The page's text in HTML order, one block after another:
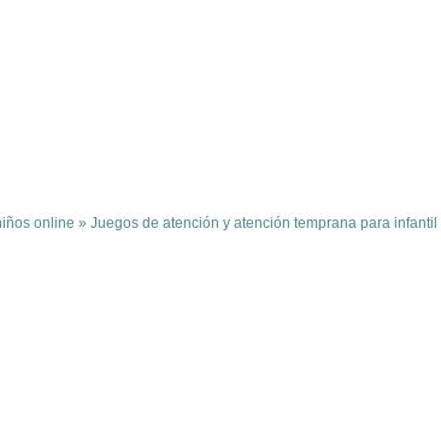
online » Juegos de atención y atención temprana para infantil